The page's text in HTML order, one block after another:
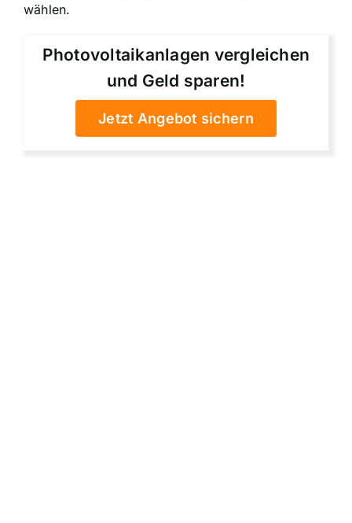
wählen.
Photovoltaikanlagen vergleichen
und Geld sparen!
Jetzt Angebot sichern